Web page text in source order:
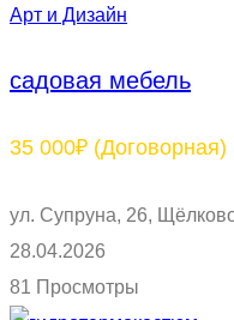
Арт и Дизайн
садовая мебель
35 000₽ (Договорная)
ул. Супруна, 26,
28.04.2026
81 Просмотры